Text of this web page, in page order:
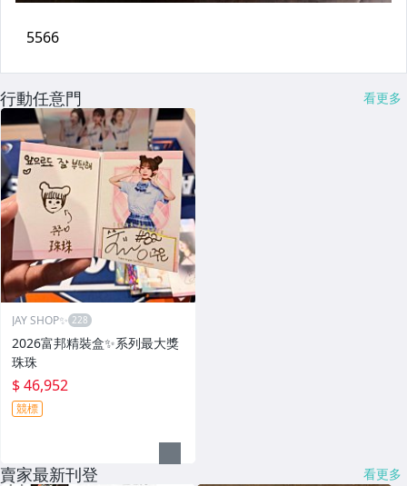
行動任意門 看更多
JAY SHOP✨
2026富邦精裝盒✨系列最大獎
珠珠
$ 46,952
競標
賣家最新刊登 看更多